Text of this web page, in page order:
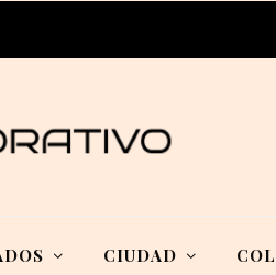
CIUDAD